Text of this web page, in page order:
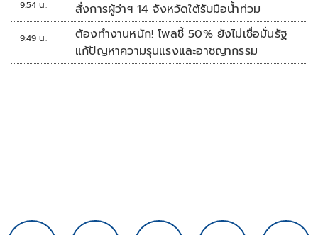
9:54 น. สั่งการผู้ว่าฯ 14 จังหวัดใต้รับมือน้ำท่วม
9:49 น.
ต้องทำงานหนัก! โพลชี้ 50% ยังไม่เชื่อมั่นรัฐ
แก้ปัญหาความรุนแรงและอาชญากรรม